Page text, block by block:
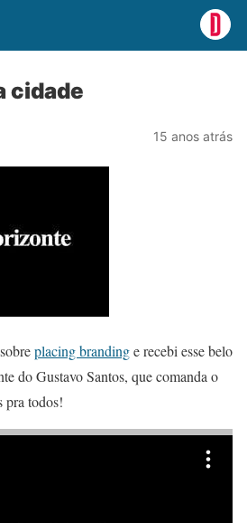
cidade
15 anos atrás
placing brandinge recebi esse belo
do Gustavo Santos, que comanda o
pra todos!